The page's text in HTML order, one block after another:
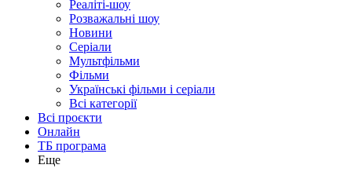
Реаліті-шоу
Розважальні шоу
Новини
Серіали
Мультфільми
Фільми
Українські фільми і серіали
Всі категорії
Всі проєкти
Онлайн
ТБ програма
Еще